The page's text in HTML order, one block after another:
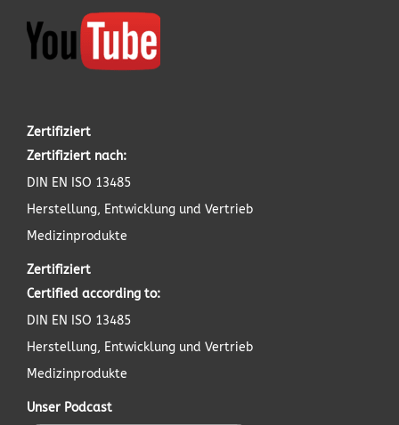
Zertifiziert
Zertifiziert nach:
DIN EN ISO 13485
Herstellung, Entwicklung und Vertrieb
Medizinprodukte
Zertifiziert
Certified according to:
DIN EN ISO 13485
Herstellung, Entwicklung und Vertrieb
Medizinprodukte
Unser Podcast